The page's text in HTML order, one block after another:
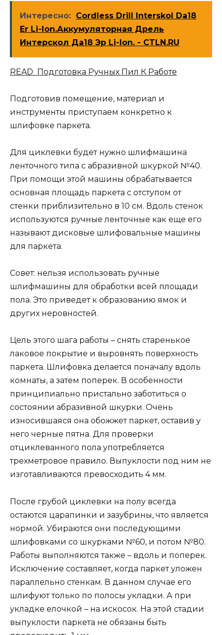
Интересно: Cordless Drill Interskol Da18
Er Li-Ion.Аккумуляторная Дрель
Интерскол Да18 Эр Li-Ion. - CTLN.RU
READ Подготовка Ручных Пил К Работе
Подготовив помещение, материал и
инструменты приступаем конкретно к
шлифовке паркета.
Для циклевки будет нужно шлифмашина
ленточного типа с абразивной шкуркой №40.
При помощи этой машины обрабатывается
основная площадь паркета с отступом от
стенки приблизительно в 10 см. Вдоль стенок
используются ручные ленточные как еще его
называют дисковые шлифовальные машины
для паркета.
Совет: нельзя использовать ручные
шлифмашины для обработки всей площади
пола. Это приведет к образованию ямок и
других неровностей.
Цель этого шага работы – снять старенькое
лаковое покрытие и выровнять поверхность
паркета. Шлифовка делается поначалу вдоль
комнаты, а затем поперек. В особенности
принципиально пристально заботиться о
состоянии абразивной шкурки. Очень
износившаяся она обожжет паркет, оставив у
него черные пятна. Для проверки
отциклеванного пола употребляется
трехметровое правило. Выпуклости под ним не
изготавливаются превосходить 4 мм.
После грубой циклевки на полу всегда
остаются царапинки и зазубрины, что является
нормой. Убираются они последующими
шлифовками со шкурками №60, и потом №80.
Работы выполняются также – вдоль и поперек.
Исключение составляет, когда паркет уложен
параллельно стенкам. В данном случае его
шлифуют только по полосы укладки. А при
укладке елочкой – на искосок. На этой стадии
выпуклости паркета не обязаны быть